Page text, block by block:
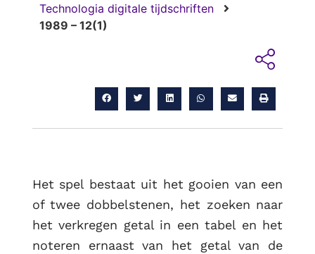
Technologia digitale tijdschriften
1989 – 12(1)
Het spel bestaat uit het gooien van een
of twee dobbelstenen, het zoeken naar
het verkregen getal in een tabel en het
noteren ernaast van het getal van de